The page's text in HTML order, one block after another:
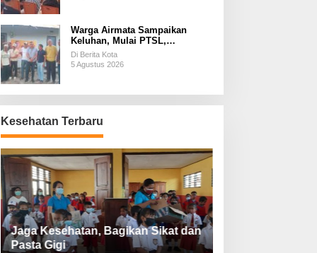
Warga Airmata Sampaikan
Keluhan, Mulai PTSL,
Ketersediaan Minyak Tanah &
Lahan Pemakaman
Di Berita Kota
5 Agustus 2026
Kesehatan Terbaru
Jaga Kesehatan, Bagikan Sikat dan
Pasta Gigi